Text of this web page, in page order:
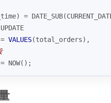
= DATE_SUB(
= VALUES(total_orders),
= NOW();